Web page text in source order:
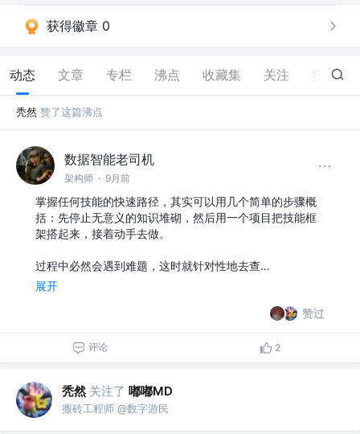
获得徽章 0
动态 文章 专栏 沸点 收藏集 关注 22
秃然 赞了这篇沸点
数据智能老司机
架构师 · 9月前
掌握任何技能的快速路径，其实可以用几个简单的步骤概
括：先停止无意义的知识堆砌，然后用一个项目把技能框
架搭起来，接着动手去做。
过程中必然会遇到难题，这时就针对性地去查…
展开
赞过
评论 2
秃然 关注了 嘟嘟MD
搬砖工程师 @数字游民